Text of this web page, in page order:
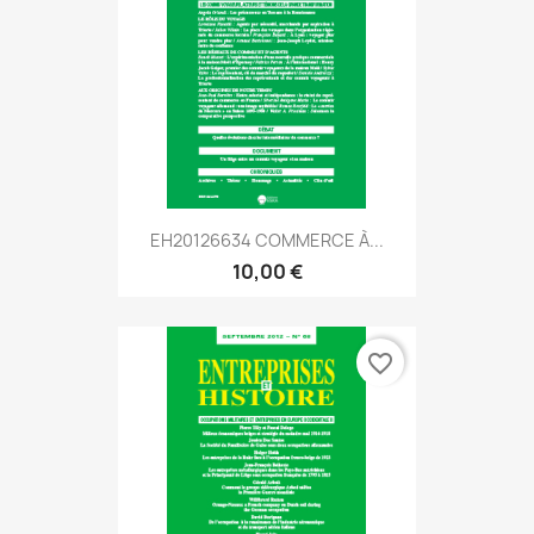
EH20126634 COMMERCE À...
10,00 €
favorite_border